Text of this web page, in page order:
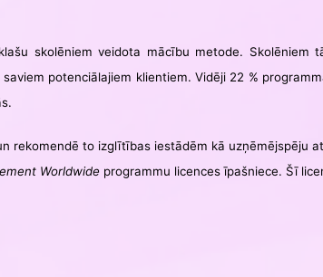
skolēniem veidota mācību metode.
potenciālajiem klientiem. Vidēji 22 %
rekomendē to izglītības iestādēm kā uzņēmējspēju
Worldwide programmu licences īpašniece. Šī